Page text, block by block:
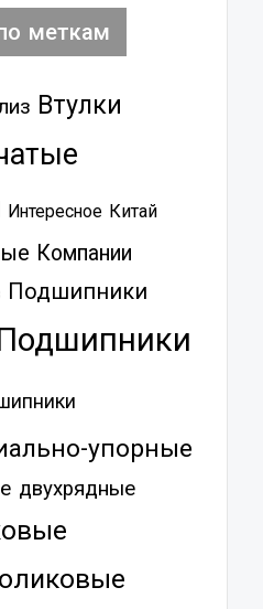
меткам
Втулки
Интересное Китай
Компании
Подшипники
упорные
двухрядные